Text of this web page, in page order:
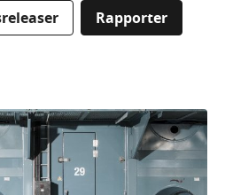
Rapporter